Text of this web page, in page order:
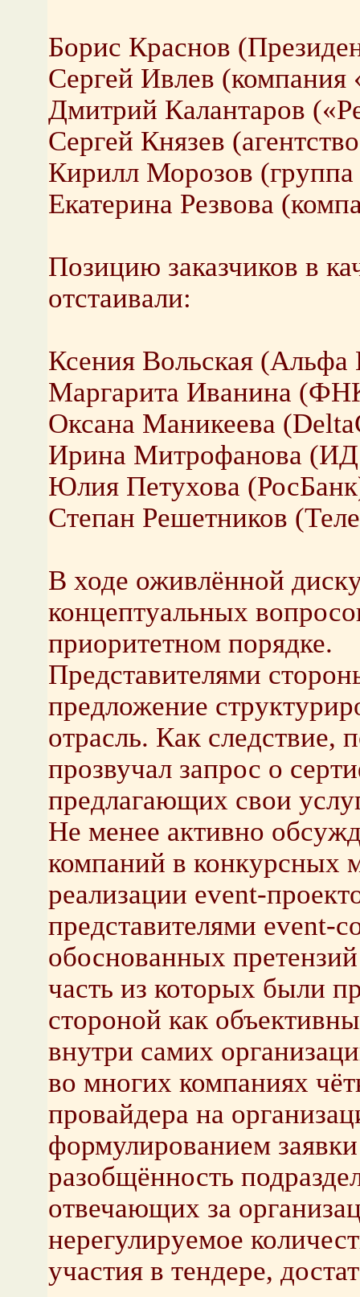
Борис Краснов
Сергей Ивлев (компания
Дмитрий Калантаров
Сергей Князев
Кирилл Морозов
Екатерина Резвова
Позицию заказчиков в
отстаивали:
Ксения Вольская (Альфа
Маргарита Иванина
Оксана Маникеева
Ирина Митрофанова
Юлия Петухова
Степан Решетников
В ходе оживлённой
концептуальных
приоритетном порядке.
Представителями
предложение
отрасль. Как следствие,
прозвучал запрос о
предлагающих свои
Не менее активно
компаний в конкурсных
реализации event-
представителями event-
обоснованных
часть из которых были
стороной как
внутри самих
во многих компаниях
провайдера на
формулированием
разобщённость
отвечающих за
нерегулируемое
участия в тендере,